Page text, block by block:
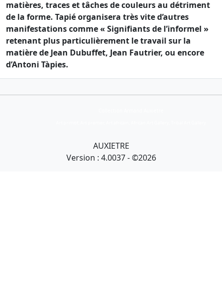
matières, traces et tâches de couleurs au détriment
de la forme. Tapié organisera très vite d’autres
manifestations comme « Signifiants de l’informel »
retenant plus particulièrement le travail sur la
matière de Jean Dubuffet, Jean Fautrier, ou encore
d’Antoni Tàpies.
AUXIETRE
Version : 4.0037 - ©2026